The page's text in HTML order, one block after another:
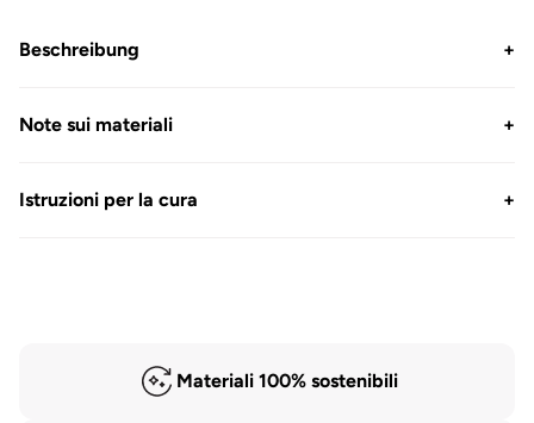
Beschreibung +
Note sui materiali +
Istruzioni per la cura +
Materiali 100% sostenibili